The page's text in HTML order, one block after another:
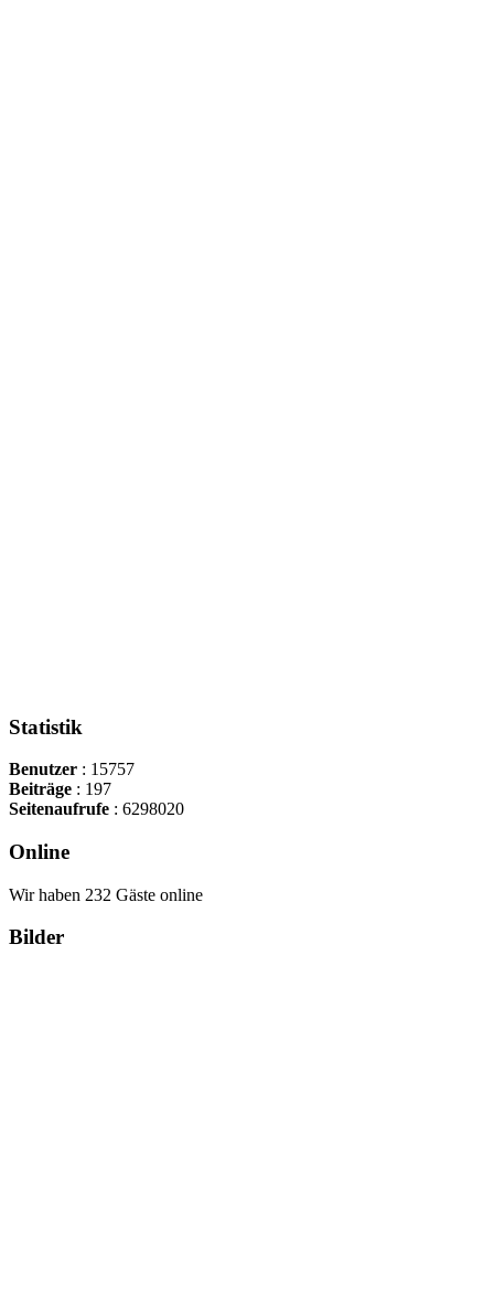
Statistik
Benutzer : 15757
Beiträge : 197
Seitenaufrufe : 6298020
Online
Wir haben 232 Gäste online
Bilder